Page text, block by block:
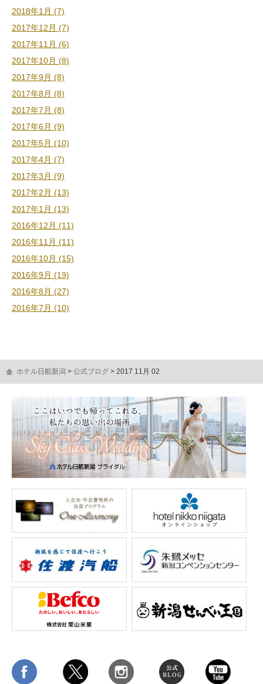
2018年1月 (7)
2017年12月 (7)
2017年11月 (6)
2017年10月 (8)
2017年9月 (8)
2017年8月 (8)
2017年7月 (8)
2017年6月 (9)
2017年5月 (10)
2017年4月 (7)
2017年3月 (9)
2017年2月 (13)
2017年1月 (13)
2016年12月 (11)
2016年11月 (11)
2016年10月 (15)
2016年9月 (19)
2016年8月 (27)
2016年7月 (10)
ホテル日航新潟 公式ブログ 2017 11月 02